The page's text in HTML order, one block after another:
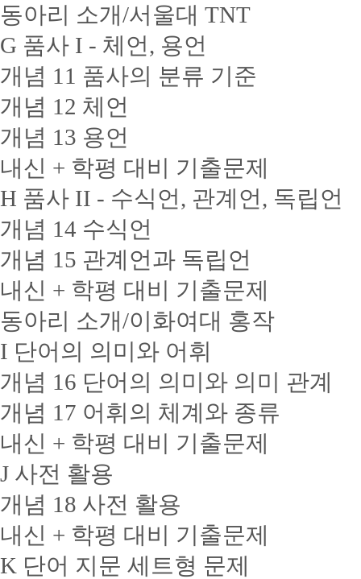
동아리 소개/서울대 TNT
G 품사 I - 체언, 용언
개념 11 품사의 분류 기준
개념 12 체언
개념 13 용언
내신 + 학평 대비 기출문제
H 품사 II - 수식언, 관계언, 독립언
개념 14 수식언
개념 15 관계언과 독립언
내신 + 학평 대비 기출문제
동아리 소개/이화여대 홍작
I 단어의 의미와 어휘
개념 16 단어의 의미와 의미 관계
개념 17 어휘의 체계와 종류
내신 + 학평 대비 기출문제
J 사전 활용
개념 18 사전 활용
내신 + 학평 대비 기출문제
K 단어 지문 세트형 문제